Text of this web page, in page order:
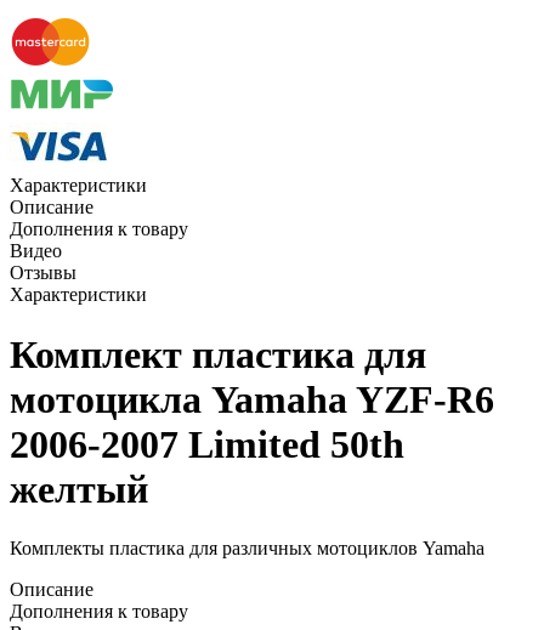
Характеристики
Описание
Дополнения к товару
Видео
Отзывы
Характеристики
Комплект пластика для
мотоцикла Yamaha YZF-R6
2006-2007 Limited 50th
желтый
Комплекты пластика для различных мотоциклов Yamaha
Описание
Дополнения к товару